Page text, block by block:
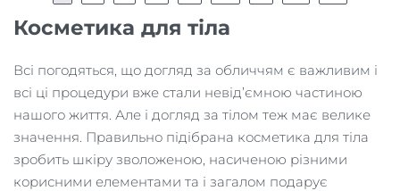
Косметика для тіла
Всі погодяться, що догляд за обличчям є важливим і
всі ці процедури вже стали невід’ємною частиною
нашого життя. Але і догляд за тілом теж має велике
значення. Правильно підібрана косметика для тіла
зробить шкіру зволоженою, насиченою різними
корисними елементами та і загалом подарує